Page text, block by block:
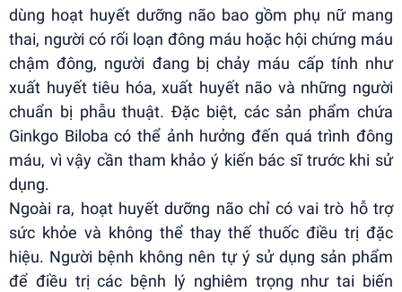
dùng hoạt huyết dưỡng não bao gồm phụ nữ mang
thai, người có rối loạn đông máu hoặc hội chứng máu
chậm đông, người đang bị chảy máu cấp tính như
xuất huyết tiêu hóa, xuất huyết não và những người
chuẩn bị phẫu thuật. Đặc biệt, các sản phẩm chứa
Ginkgo Biloba có thể ảnh hưởng đến quá trình đông
máu, vì vậy cần tham khảo ý kiến bác sĩ trước khi sử
dụng.
Ngoài ra, hoạt huyết dưỡng não chỉ có vai trò hỗ trợ
sức khỏe và không thể thay thế thuốc điều trị đặc
hiệu. Người bệnh không nên tự ý sử dụng sản phẩm
để điều trị các bệnh lý nghiêm trọng như tai biến